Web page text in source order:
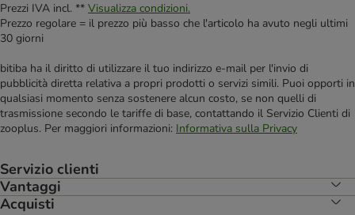
Prezzi IVA incl. ** Visualizza condizioni.
Prezzo regolare = il prezzo più basso che l'articolo ha avuto negli ultimi
30 giorni
bitiba ha il diritto di utilizzare il tuo indirizzo e-mail per l'invio di
pubblicità diretta relativa a propri prodotti o servizi simili. Puoi opporti in
qualsiasi momento senza sostenere alcun costo, se non quelli di
trasmissione secondo le tariffe di base, contattando il Servizio Clienti di
zooplus. Per maggiori informazioni: Informativa sulla Privacy
Servizio clienti
Vantaggi
Acquisti